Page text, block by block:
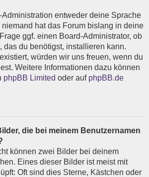
Administration entweder deine Sprache
hat das Forum bislang in deine
ggf. einen Board-Administrator, ob
das du benötigst, installieren kann.
würden wir uns freuen, wenn du
Weitere Informationen dazu können
phpBB Limited oder auf phpBB.de
die bei meinem Benutzernamen
können zwei Bilder bei deinem
Eines dieser Bilder ist meist mit
Oft sind dies Sterne, Kästchen oder